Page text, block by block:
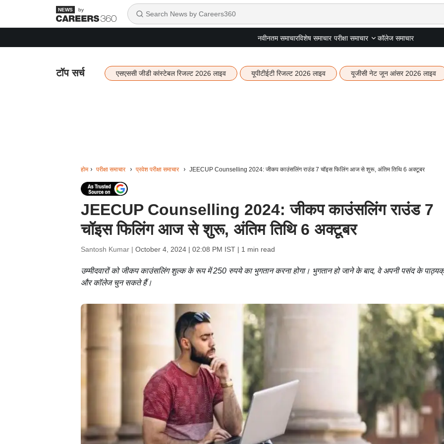
by
नवीनतम समाचारविशेष समाचार परीक्षा समाचार कॉलेज समाचार
टॉप सर्च एसएससी जीडी कांस्टेबल रिजल्ट 2026 लाइव यूपीटीईटी रिजल्ट 2026 लाइव यूजीसी नेट जून आंसर 2026 लाइव
होम परीक्षा समाचार प्रवेश परीक्षा समाचार JEECUP Counselling 2024: जीकप काउंसलिंग राउंड 7 चॉइस फिलिंग आज से शुरू, अंतिम तिथि 6 अक्टूबर
JEECUP Counselling 2024: जीकप काउंसलिंग राउंड 7
चॉइस फिलिंग आज से शुरू, अंतिम तिथि 6 अक्टूबर
Santosh Kumar | October 4, 2024 | 02:08 PM IST| 1 min read
उम्मीदवारों को जीकप काउंसलिंग शुल्क के रूप में 250 रुपये का भुगतान करना होगा। भुगतान हो जाने के बाद, वे अपनी पसंद के
और कॉलेज चुन सकते हैं।